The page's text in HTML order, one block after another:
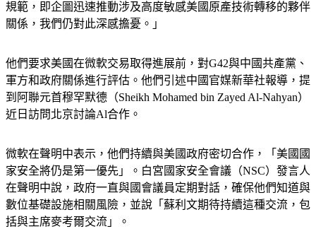
規範，即企圖迅速推動涉及高度敏感美國原產技術轉移的夥伴
關係，我們仍對此深感擔憂。」
他們要求美國在微軟交易取得進展前，對G42與中國共產黨、
軍方和政府關係進行評估。他們引述中國官媒新華社報導，提
到阿聯元首穆罕默德（Sheikh Mohamed bin Zayed Al-Nahyan）
近日訪問北京討論Al合作。
微軟在聲明中表示，他們持續與美國政府密切合作，「美國國
家安全將仍是第一優先」。白宮國家安全會議（NSC）發言人
在聲明中說，政府一直與國會議員定期對話，確保他們知道與
數位基礎設施相關風險，並說「蘇利文期待持續這種交流，包
括與主席麥考爾交流」。